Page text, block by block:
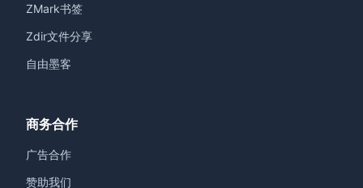
ZMark书签
Zdir文件分享
自由墨客
商务合作
广告合作
赞助我们